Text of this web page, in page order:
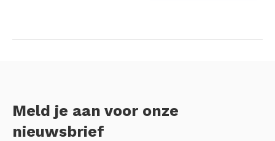
Meld je aan voor onze
nieuwsbrief